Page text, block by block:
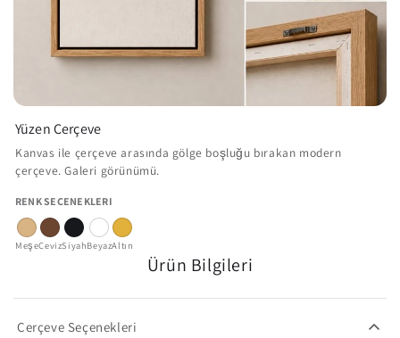
Yüzen Çerçeve
Kanvas ile çerçeve arasında gölge boşluğu bırakan modern
çerçeve. Galeri görünümü.
RENK SEÇENEKLERI
MeşeCevizSiyahBeyazAltın
Ürün Bilgileri
Çerçeve Seçenekleri